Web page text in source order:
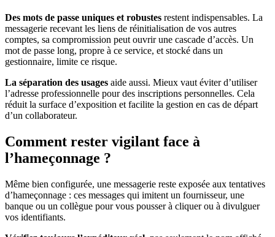
Des mots de passe uniques et robustes restent indispensables. La
messagerie recevant les liens de réinitialisation de vos autres
comptes, sa compromission peut ouvrir une cascade d’accès. Un
mot de passe long, propre à ce service, et stocké dans un
gestionnaire, limite ce risque.
La séparation des usages aide aussi. Mieux vaut éviter d’utiliser
l’adresse professionnelle pour des inscriptions personnelles. Cela
réduit la surface d’exposition et facilite la gestion en cas de départ
d’un collaborateur.
Comment rester vigilant face à
l’hameçonnage ?
Même bien configurée, une messagerie reste exposée aux tentatives
d’hameçonnage : ces messages qui imitent un fournisseur, une
banque ou un collègue pour vous pousser à cliquer ou à divulguer
vos identifiants.